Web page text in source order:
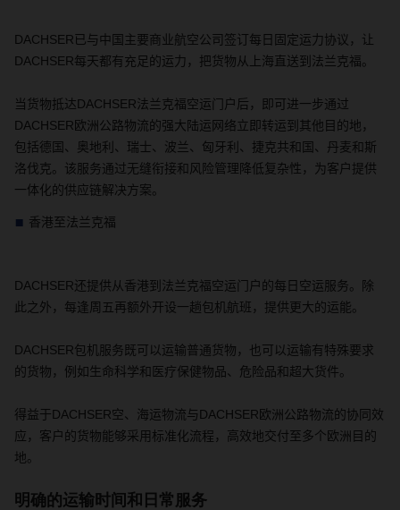
DACHSER已与中国主要商业航空公司签订每日固定运力协议，让
DACHSER每天都有充足的运力，把货物从上海直送到法兰克福。
当货物抵达DACHSER法兰克福空运门户后，即可进一步通过
DACHSER欧洲公路物流的强大陆运网络立即转运到其他目的地，
包括德国、奥地利、瑞士、波兰、匈牙利、捷克共和国、丹麦和斯
洛伐克。该服务通过无缝衔接和风险管理降低复杂性，为客户提供
一体化的供应链解决方案。
香港至法兰克福
DACHSER还提供从香港到法兰克福空运门户的每日空运服务。
除
此之外， 每逢周五再额外开设一趟包机航班，提供更大的运能。
DACHSER包机服务既可以运输普通货物，也可以运输有特殊要求
的货物，例如生命科学和医疗保健物品、危险品和超大货件。
得益于DACHSER空、海运物流与DACHSER欧洲公路物流的协同效
应，客户的货物能够采用标准化流程，高效地交付至多个欧洲目的
地。
明确的运输时间和日常服务